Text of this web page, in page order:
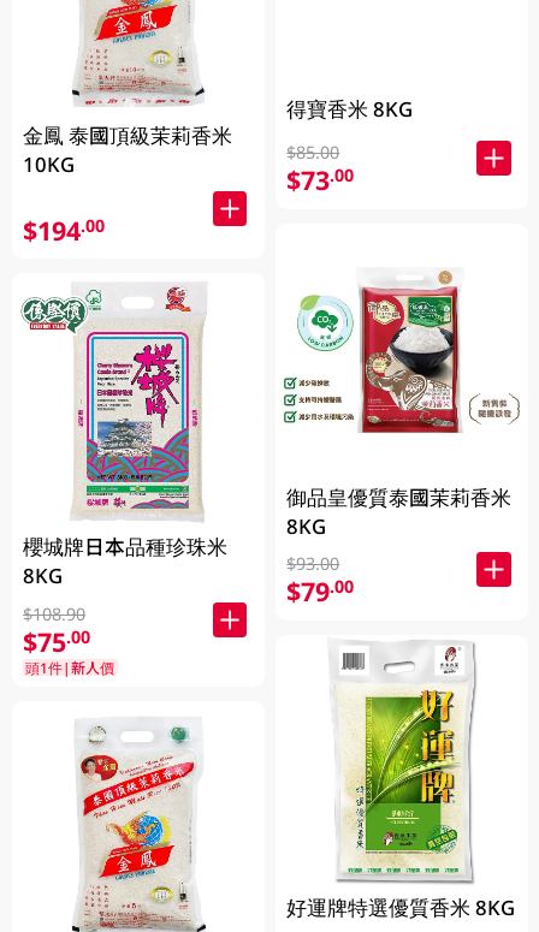
金鳳 泰國頂級茉莉香米
10KG
$194.00
櫻城牌日本品種珍珠米
8KG
$108.90
$75.00
頭1件|新人價
得寶香米 8KG
$85.00
$73.00
御品皇優質泰國茉莉香米
8KG
$93.00
$79.00
好運牌特選優質香米 8KG